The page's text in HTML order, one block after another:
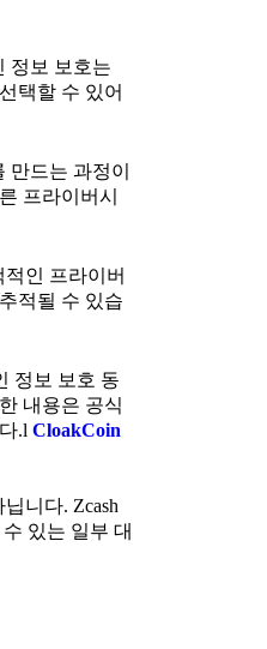
정보 보호는
택할 수 있어
만드는 과정이
프라이버시
적인 프라이버
적될 수 있습
정보 보호 동
내용은 공식
.l CloakCoin
니다. Zcash
있는 일부 대